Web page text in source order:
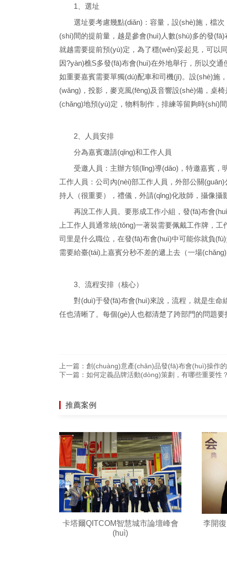
1、選址
選址要考慮幾點(diǎn)：容量，設(shè)施，檔次
(shí)間的提前量，越是參會(huì)人數(shù)多的發
就越需要提前預(yù)定，為了穩(wěn)妥起見，可
因?yàn)樵S多發(fā)布會(huì)在外地舉行，所以交
如重要嘉賓需要單獨(dú)配車和司機(jī)。設(shè)施
(wǎng)，投影，麥克風(fēng)及音響設(shè)備，桌
(chǎng)地預(yù)定，物料制作，排練等留夠時(shí)間
2、人員安排
分為嘉賓邀請(qǐng)和工作人員
受邀人員：主辦方領(lǐng)導(dǎo)，特邀嘉賓
工作人員：公司內(nèi)部工作人員，外部公關(guān)
持人（很重要），禮儀，外請(qǐng)化妝師，攝像攝影師
再說工作人員。要形成工作小組，發(fā)布會
上工作人員通常統(tǒng)一著裝需要佩戴工作牌，工
司里是什么職位，在發(fā)布會(huì)中可能你就負(fù)
需要給臺(tái)上嘉賓分秒不差的遞上去（一場(chǎng)
3、流程安排（核心）
對(duì)于發(fā)布會(huì)來說，流程，就是
任也清晰了。每個(gè)人也都清楚了跨部門的問題
上一篇： 創(chuàng)意產(chǎn)品發(fā)布會(huì)操作
下一篇： 如何定義品牌活動(dòng)策劃，有哪些重要性？
推薦案例
卡塔爾QITCOM智慧城市論壇峰會
(huì)
李開